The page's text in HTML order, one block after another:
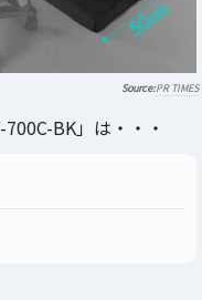
PR TIMES
BK」は・・・